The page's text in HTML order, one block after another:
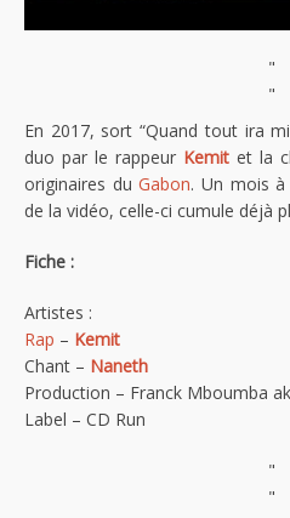
"
"
En 2017, sort “Quand tout ira
duo par le rappeur Kemit et la
originaires duGabon. Un mois
de la vidéo, celle-ci cumule déjà
Fiche :
Artistes :
Rap – Kemit
Chant – Naneth
Production – Franck Mboumba
Label – CD Run
"
"